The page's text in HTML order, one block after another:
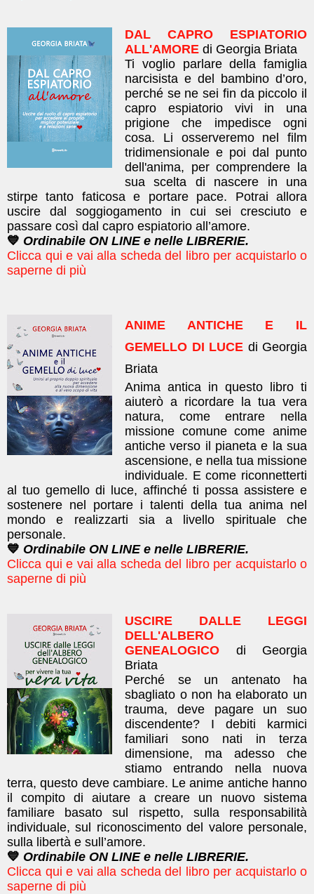
DAL CAPRO ESPIATORIO
ALL'AMORE di Georgia Briata
Ti voglio parlare della famiglia
narcisista e del bambino d’oro,
perché se ne sei fin da piccolo il
capro espiatorio vivi in una
prigione che impedisce ogni
cosa. Li osserveremo nel film
tridimensionale e poi dal punto
dell'anima, per comprendere la
sua scelta di nascere in una
stirpe tanto faticosa e portare pace. Potrai allora
uscire dal soggiogamento in cui sei cresciuto e
passare così dal capro espiatorio all’amore.
💙 Ordinabile ON LINE e nelle LIBRERIE.
Clicca qui e vai alla scheda del libro per acquistarlo o
saperne di più
ANIME ANTICHE E IL
GEMELLO DI LUCE di Georgia
Briata
Anima antica in questo libro ti
aiuterò a ricordare la tua vera
natura, come entrare nella
missione comune come anime
antiche verso il pianeta e la sua
ascensione, e nella tua missione
individuale. E come riconnetterti
al tuo gemello di luce, affinché ti possa assistere e
sostenere nel portare i talenti della tua anima nel
mondo e realizzarti sia a livello spirituale che
personale.
💙 Ordinabile ON LINE e nelle LIBRERIE.
Clicca qui e vai alla scheda del libro per acquistarlo o
saperne di più
USCIRE DALLE LEGGI
DELL'ALBERO
GENEALOGICO di Georgia
Briata
Perché se un antenato ha
sbagliato o non ha elaborato un
trauma, deve pagare un suo
discendente? I debiti karmici
familiari sono nati in terza
dimensione, ma adesso che
stiamo entrando nella nuova
terra, questo deve cambiare. Le anime antiche hanno
il compito di aiutare a creare un nuovo sistema
familiare basato sul rispetto, sulla responsabilità
individuale, sul riconoscimento del valore personale,
sulla libertà e sull’amore.
💙 Ordinabile ON LINE e nelle LIBRERIE.
Clicca qui e vai alla scheda del libro per acquistarlo o
saperne di più